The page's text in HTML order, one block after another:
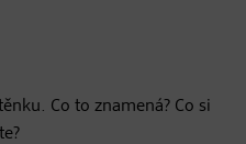
Co to znamená? Co si